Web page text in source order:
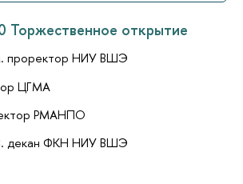
Торжественное открытие
проректор НИУ ВШЭ
ЦГМА
РМАНПО
декан ФКН НИУ ВШЭ